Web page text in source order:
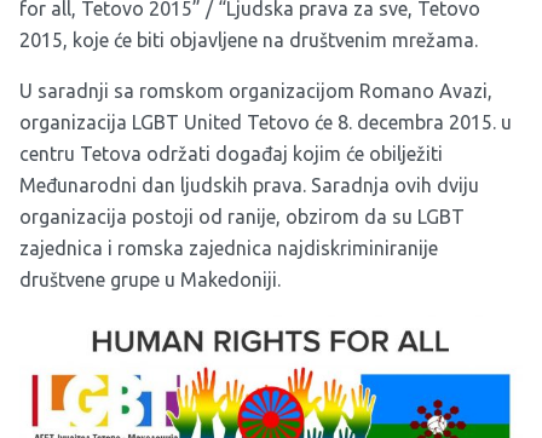
for all, Tetovo 2015” / “Ljudska prava za sve, Tetovo
2015, koje će biti objavljene na društvenim mrežama.
U saradnji sa romskom organizacijom Romano Avazi,
organizacija LGBT United Tetovo će 8. decembra 2015. u
centru Tetova održati događaj kojim će obilježiti
Međunarodni dan ljudskih prava. Saradnja ovih dviju
organizacija postoji od ranije, obzirom da su LGBT
zajednica i romska zajednica najdiskriminiranije
društvene grupe u Makedoniji.